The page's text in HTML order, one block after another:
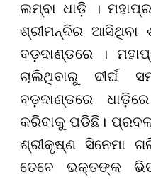
ଲମ୍ବା ଧାଡ଼ି ।
ଶ୍ରୀମନ୍ଦିର ଆସିଥିବା
ବଡ଼ଦାଣ୍ଡରେ ।
ଚାଲିଥିବାରୁ ଦୀର୍ଘ
ବଡ଼ଦାଣ୍ଡରେ
କରିବାକୁ ପଡିଛି।
ଶ୍ରୀକୃଷ୍ଣ ସିନେମା
ତେବେ ଭକ୍ତଙ୍କ